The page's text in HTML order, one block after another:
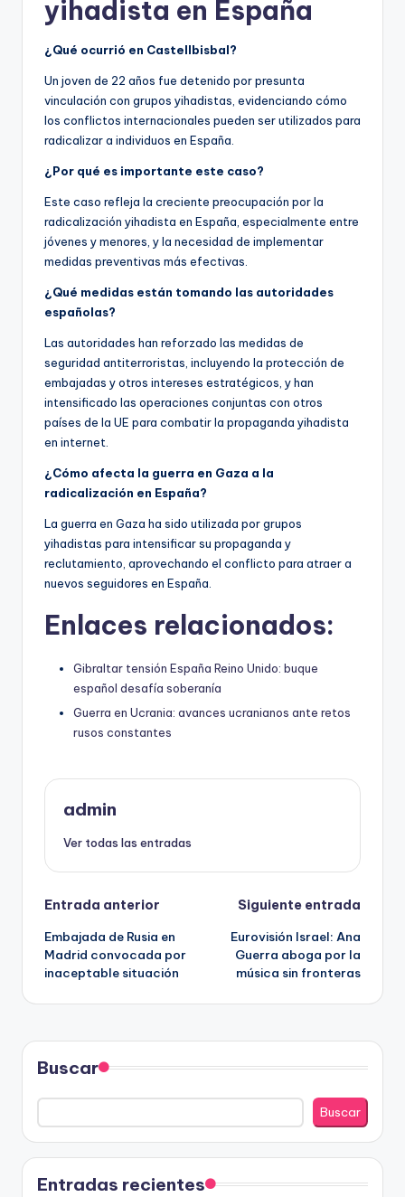
yihadista en España
¿Qué ocurrió en Castellbisbal?
Un joven de 22 años fue detenido por presunta
vinculación con grupos yihadistas, evidenciando cómo
los conflictos internacionales pueden ser utilizados para
radicalizar a individuos en España.
¿Por qué es importante este caso?
Este caso refleja la creciente preocupación por la
radicalización yihadista en España, especialmente entre
jóvenes y menores, y la necesidad de implementar
medidas preventivas más efectivas.
¿Qué medidas están tomando las autoridades
españolas?
Las autoridades han reforzado las medidas de
seguridad antiterroristas, incluyendo la protección de
embajadas y otros intereses estratégicos, y han
intensificado las operaciones conjuntas con otros
países de la UE para combatir la propaganda yihadista
en internet.
¿Cómo afecta la guerra en Gaza a la
radicalización en España?
La guerra en Gaza ha sido utilizada por grupos
yihadistas para intensificar su propaganda y
reclutamiento, aprovechando el conflicto para atraer a
nuevos seguidores en España.
Enlaces relacionados:
Gibraltar tensión España Reino Unido: buque
español desafía soberanía
Guerra en Ucrania: avances ucranianos ante retos
rusos constantes
admin
Ver todas las entradas
Navegación
de
entradas
Entrada anterior
Embajada de Rusia en
Madrid convocada por
inaceptable situación
Siguiente entrada
Eurovisión Israel: Ana
Guerra aboga por la
música sin fronteras
Buscar
Buscar
Entradas recientes